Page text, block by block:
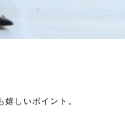
しいポイント。